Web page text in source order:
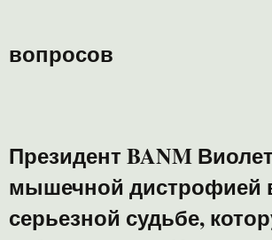
вопросов
Президент BANM
мышечной дистрофией
серьезной судьбе,